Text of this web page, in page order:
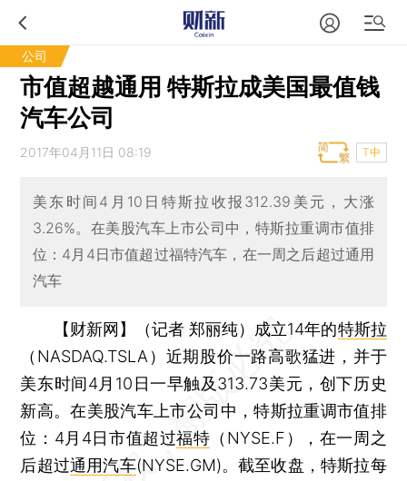
公司
市值超越通用 特斯拉成美国最值钱
汽车公司
2017年04月11日 08:19 T中
美东时间4月10日特斯拉收报312.39美元，大涨
3.26%。在美股汽车上市公司中，特斯拉重调市值排
位：4月4日市值超过福特汽车，在一周之后超过通用
汽车
【财新网】（记者 郑丽纯） 成立14年的特斯拉
（NASDAQ.TSLA）近期股价一路高歌猛进，并于
美东时间4月10日一早触及313.73美元，创下历史
新高。在美股汽车上市公司中，特斯拉重调市值排
位：4月4日市值超过福特 （NYSE.F），在一周之
后超过通用汽车(NYSE.GM)。截至收盘，特斯拉每